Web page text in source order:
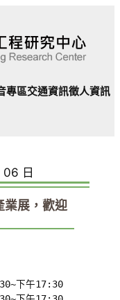
專區交通資訊徵人資訊
日
業展，歡迎
下午17:30